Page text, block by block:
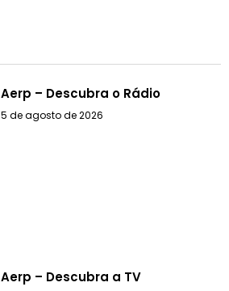
Aerp – Descubra o Rádio
5 de agosto de 2026
Aerp – Descubra a TV